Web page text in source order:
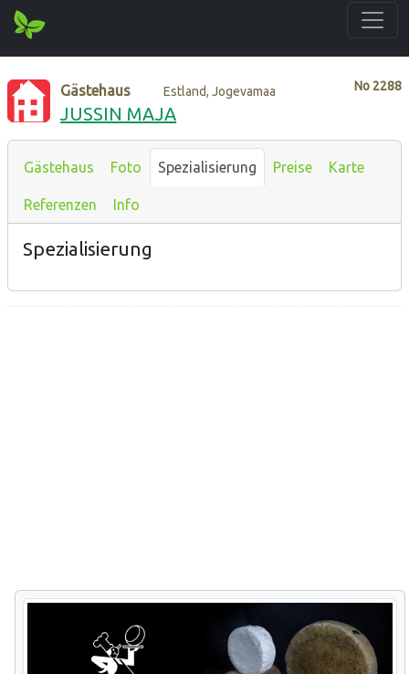
No 2288
Gästehaus Estland, Jogevamaa
JUSSIN MAJA
Gästehaus Foto Spezialisierung Preise Karte
Referenzen Info
Spezialisierung